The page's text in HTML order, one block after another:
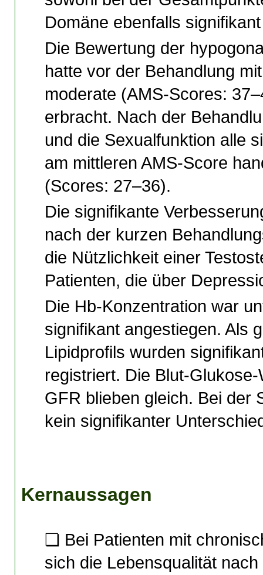
Domäne ebenfalls
Die Bewertung der
hatte vor der Behandlung
moderate (AMS-Scores:
erbracht. Nach der
und die Sexualfunktion alle
am mittleren AMS-Score
(Scores: 27–36).
Die signifikante
nach der kurzen
die Nützlichkeit einer
Patienten, die über
Die Hb-Konzentration war
signifikant angestiegen. Als
Lipidprofils wurden
registriert. Die Blut-
GFR blieben gleich. Bei der
kein signifikanter
Kernaussagen
❏ Bei Patienten mit
sich die Lebensqualität